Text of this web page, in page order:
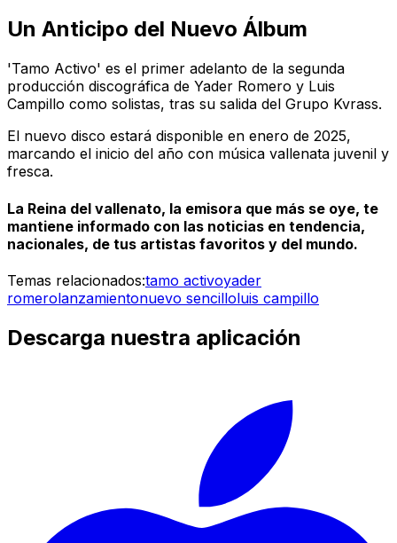
Un Anticipo del Nuevo Álbum
'Tamo Activo' es el primer adelanto de la segunda
producción discográfica de Yader Romero y Luis
Campillo como solistas, tras su salida del Grupo Kvrass.
El nuevo disco estará disponible en enero de 2025,
marcando el inicio del año con música vallenata juvenil y
fresca.
La Reina del vallenato, la emisora que más se oye, te
mantiene informado con las noticias en tendencia,
nacionales, de tus artistas favoritos y del mundo.
Temas relacionados:tamo activoyader
romerolanzamientonuevo sencilloluis campillo
Descarga nuestra aplicación